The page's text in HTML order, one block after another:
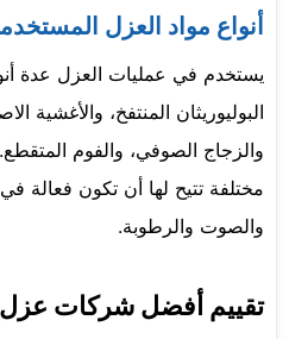
أنواع مواد العزل
يستخدم في عمليات العزل عدة
البوليوريثان المنتفخ، والأغشية
والزجاج الصوفي، والفوم
مختلفة تتيح لها أن تكون فعالة
والصوت والرطوبة.
تقييم أفضل شركات